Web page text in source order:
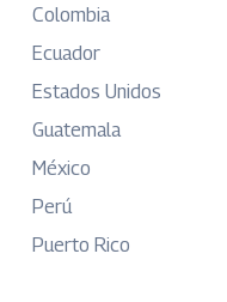
Colombia
Ecuador
Estados Unidos
Guatemala
México
Perú
Puerto Rico